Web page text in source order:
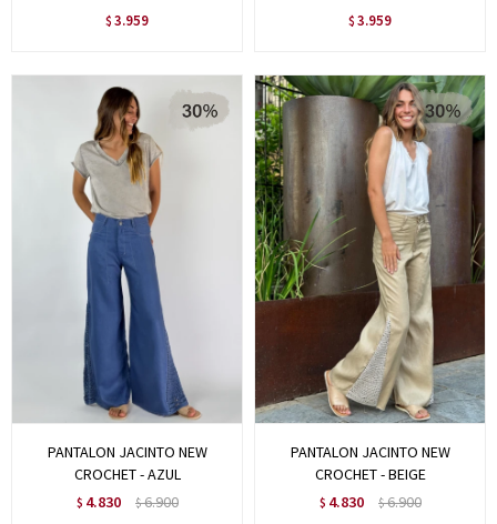
$ 3.959 $ 3.959
PANTALON JACINTO NEW
CROCHET - AZUL
$ 4.830 $6.900
PANTALON JACINTO NEW
CROCHET - BEIGE
$ 4.830 $6.900